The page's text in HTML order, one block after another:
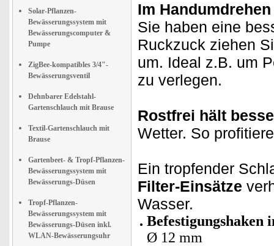
Solar-Pflanzen-
Bewässerungssystem mit
Bewässerungscomputer &
Pumpe
ZigBee-kompatibles 3/4"-
Bewässerungsventil
Dehnbarer Edelstahl-
Gartenschlauch mit Brause
Textil-Gartenschlauch mit
Brause
Gartenbeet- & Tropf-Pflanzen-
Bewässerungssystem mit
Bewässerungs-Düsen
Tropf-Pflanzen-
Bewässerungssystem mit
Bewässerungs-Düsen inkl.
WLAN-Bewässerungsuhr
Im
Sie haben eine
Ruckzuck ziehen
um. Ideal z.B. um
zu verlegen.
Rostfrei hält
Wetter. So
Ein tropfender
Filter-Einsätze
Wasser.
Befestigungshaken
Ø 12 mm